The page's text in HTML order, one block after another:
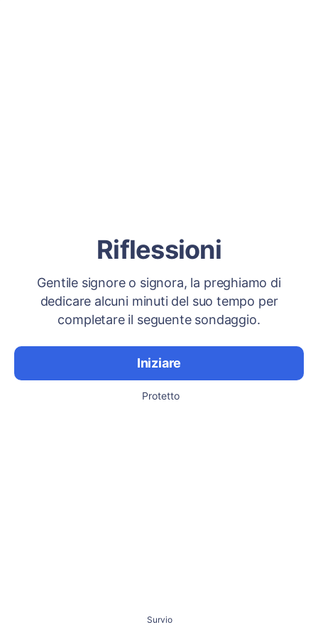
Riflessioni
Gentile signore o signora, la preghiamo di
dedicare alcuni minuti del suo tempo per
completare il seguente sondaggio.
Iniziare
Protetto
Survio